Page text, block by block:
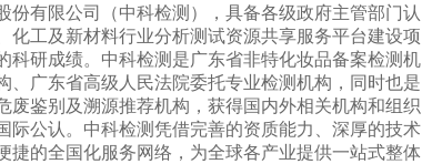
有限公司（中科检测），具备各级政府主管部门认
化工及新材料行业分析测试资源共享服务平台建设项
科研成绩。中科检测是广东省非特化妆品备案检测机
、广东省高级人民法院委托专业检测机构，同时也是
废鉴别及溯源推荐机构，获得国内外相关机构和组织
际公认。中科检测凭借完善的资质能力、深厚的技术
捷的全国化服务网络，为全球各产业提供一站式整体